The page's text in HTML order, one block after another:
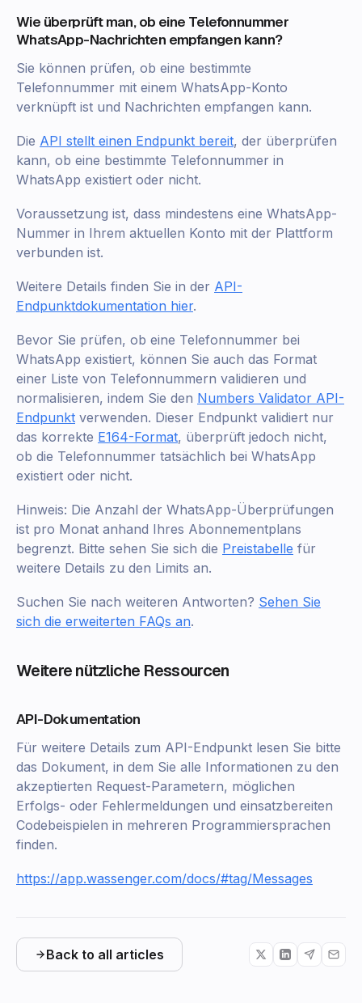
Wie überprüft man, ob eine Telefonnummer
WhatsApp-Nachrichten empfangen kann?
Sie können prüfen, ob eine bestimmte
Telefonnummer mit einem WhatsApp-Konto
verknüpft ist und Nachrichten empfangen kann.
Die API stellt einen Endpunkt bereit, der überprüfen
kann, ob eine bestimmte Telefonnummer in
WhatsApp existiert oder nicht.
Voraussetzung ist, dass mindestens eine WhatsApp-
Nummer in Ihrem aktuellen Konto mit der Plattform
verbunden ist.
Weitere Details finden Sie in der API-
Endpunktdokumentation hier.
Bevor Sie prüfen, ob eine Telefonnummer bei
WhatsApp existiert, können Sie auch das Format
einer Liste von Telefonnummern validieren und
normalisieren, indem Sie den Numbers Validator API-
Endpunkt verwenden. Dieser Endpunkt validiert nur
das korrekte E164-Format, überprüft jedoch nicht,
ob die Telefonnummer tatsächlich bei WhatsApp
existiert oder nicht.
Hinweis: Die Anzahl der WhatsApp-Überprüfungen
ist pro Monat anhand Ihres Abonnementplans
begrenzt. Bitte sehen Sie sich die Preistabelle für
weitere Details zu den Limits an.
Suchen Sie nach weiteren Antworten? Sehen Sie
sich die erweiterten FAQs an.
Weitere nützliche Ressourcen
API-Dokumentation
Für weitere Details zum API-Endpunkt lesen Sie bitte
das Dokument, in dem Sie alle Informationen zu den
akzeptierten Request-Parametern, möglichen
Erfolgs- oder Fehlermeldungen und einsatzbereiten
Codebeispielen in mehreren Programmiersprachen
finden.
https://app.wassenger.com/docs/#tag/Messages
Back to all articles